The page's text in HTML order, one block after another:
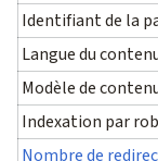
Identifiant de la
Langue du
Modèle de
Indexation par
Nombre de